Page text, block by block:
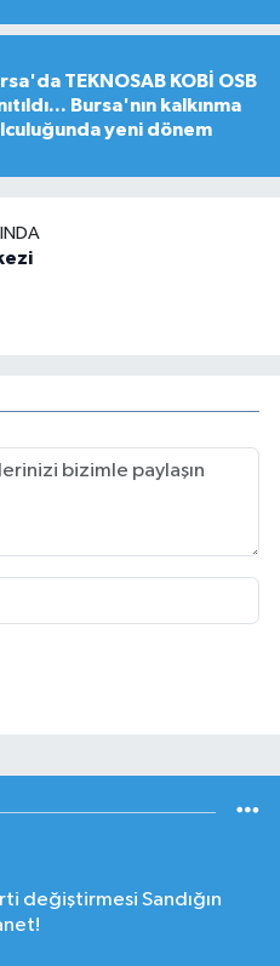
TEKNOSAB KOBİ OSB
Bursa'nın kalkınma
yeni dönem
değiştirmesi Sandığın